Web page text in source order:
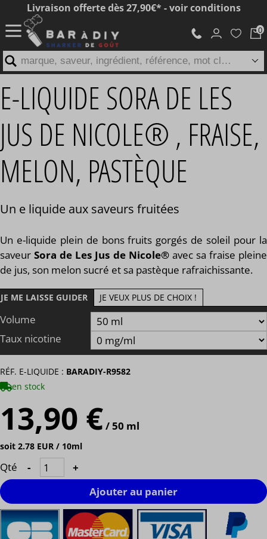
E-LIQUIDE SORA DE LES
JUS DE NICOLE® , FRAISE,
MELON, PASTÈQUE
Un e liquide aux saveurs fruitées
Un e-liquide plein de bons fruits gorgés de soleil pour la
saveurSora de Les Jus de Nicole®avec sa fraise pleine
de jus, son melon sucré et sa pastèque rafraichissante.
JE ME LAISSE GUIDER JE VEUX PLUS DE CHOIX !
Volume
Taux nicotine
RÉF. E-LIQUIDE : BARADIY-R9582
en stock
13,90 €/ 50 ml
soit 2.78 EUR / 10ml
Qté -
+
Ajouter au panier
Livraison offerte dès 27,90€* - voir conditions
marque, saveur, ingrédient, référence, mot clé...